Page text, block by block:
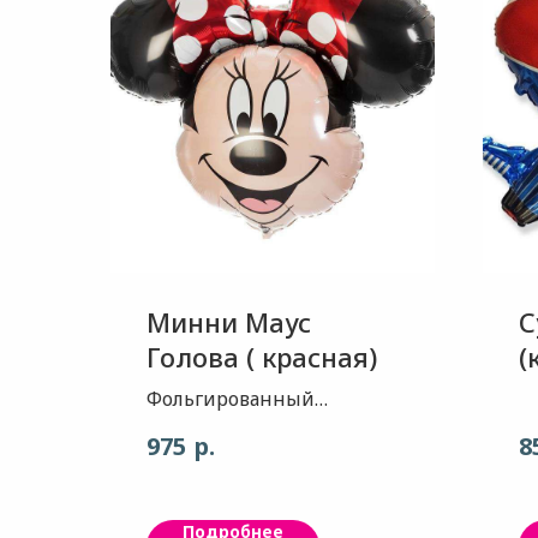
Минни Маус
Голова ( красная)
Фольгированный
прекрасно подходит для
праздников, а также
975 р.
Подробнее